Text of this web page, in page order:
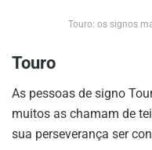
Touro: os signos
Touro
As pessoas de signo
muitos as chamam de
sua perseverança ser